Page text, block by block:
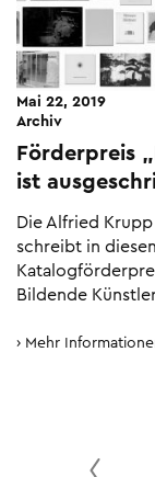
Mai 22, 2019
Archiv
Förderpreis
ist
Die Alfried
schreibt in
Bildende
Mehr